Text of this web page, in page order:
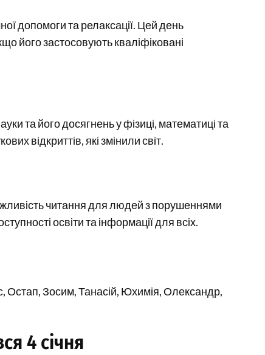
допомоги та релаксації. Цей день
його застосовують кваліфіковані
та його досягнень у фізиці, математиці та
відкриттів, які змінили світ.
читання для людей з порушеннями
освіти та інформації для всіх.
Остап, Зосим, Танасій, Юхимія, Олександр,
4 січня